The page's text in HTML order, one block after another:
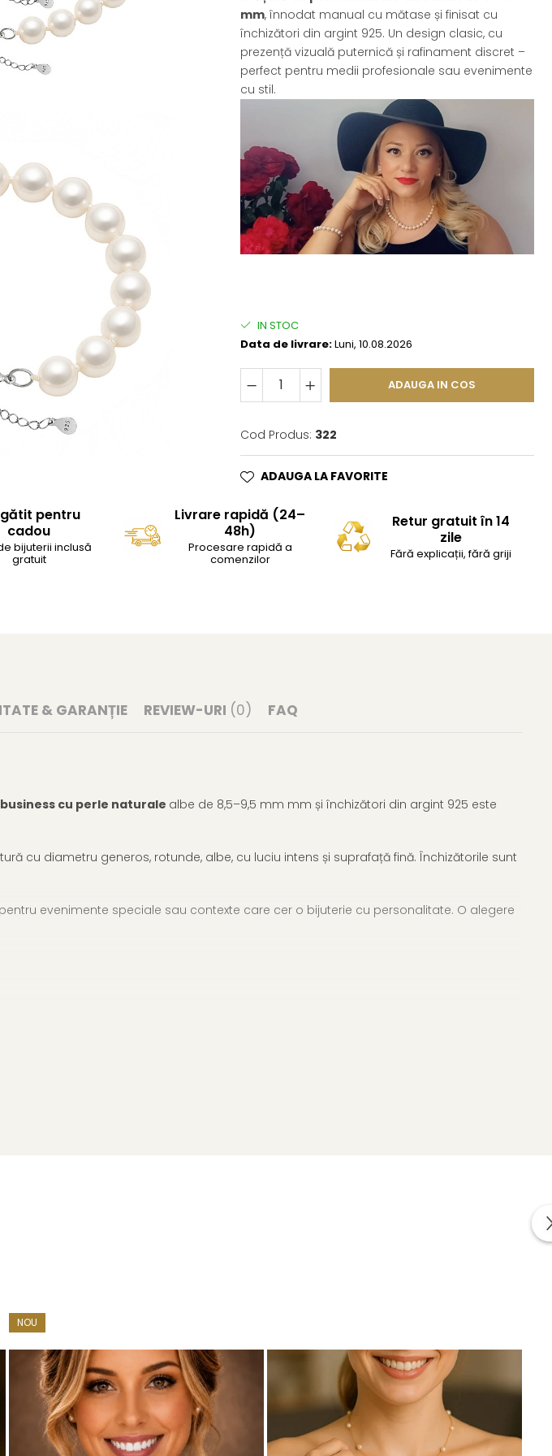
mm, înnodat manual cu mătase și finisat cu
închizători din argint 925. Un design clasic, cu
prezență vizuală puternică și rafinament discret –
perfect pentru medii profesionale sau evenimente
cu stil.
IN STOC
Data de livrare:Luni, 10.08.2026
ADAUGA IN COS
Cod Produs: 322
ADAUGA LA FAVORITE
pentru
cadou
bijuterii inclusă
gratuit
Livrare rapidă (24–
48h)
Procesare rapidă a
comenzilor
Retur gratuit în 14
zile
Fără explicații, fără griji
& GARANȚIE REVIEW-URI (0) FAQ
cu perle naturale albe de 8,5–9,5 mm mm și închizători din argint 925 este
cu diametru generos, rotunde, albe, cu luciu intens și suprafață fină. Închizătorile sunt
evenimente speciale sau contexte care cer o bijuterie cu personalitate. O alegere
Toate produsele sunt realizate din perle naturale de cultură selectate manual,
de garanție și autenticitate care atestă proveniența naturală a perlelor.
NOU